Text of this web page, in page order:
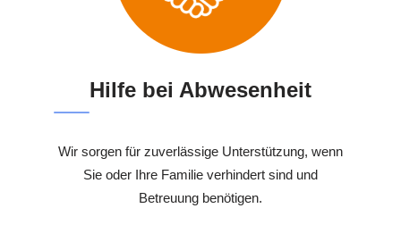
Hilfe bei Abwesenheit
Wir sorgen für zuverlässige Unterstützung, wenn
Sie oder Ihre Familie verhindert sind und
Betreuung benötigen.